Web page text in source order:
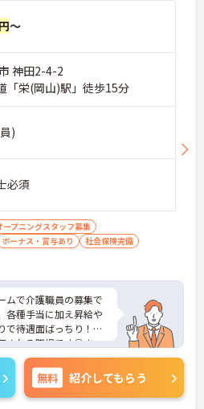
～
神田2-4-2
「栄(岡山)駅」徒歩15分
)
必須
ープニングスタッフ募集
ボーナス・賞与あり
社会保険完備
ムで介護職員の募集で
各種手当に加え昇給や
で待遇面ばっちり！あ
される職場です◎ま
終わりの予定が立てや
味のある方は面接ポ
お気軽にご連絡くださ
無料 紹介してもらう